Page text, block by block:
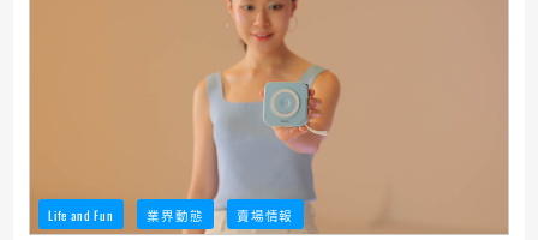
Life and Fun 業界動態 賣場情報